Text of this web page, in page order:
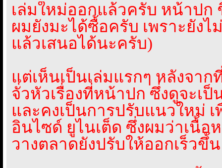
เล่มใหม่ออกแล้วครับ หน้าปก
ผมยังมะได้ซื้อครับ เพราะยังไ
แล้วเสนอได้นะครับ)
แต่เห็นเป็นเล่มแรกๆ หลังจา
จั่วหัวเรื่องที่หน้าปก ซึ่งดูจะเป็
และคงเป็นการปรับแนวใหม่
อินไซด์ ยูไนเต็ด ซึ่งผมว่าเนื้อ
วางตลาดยังปรับให้ออกเร็วขึ้